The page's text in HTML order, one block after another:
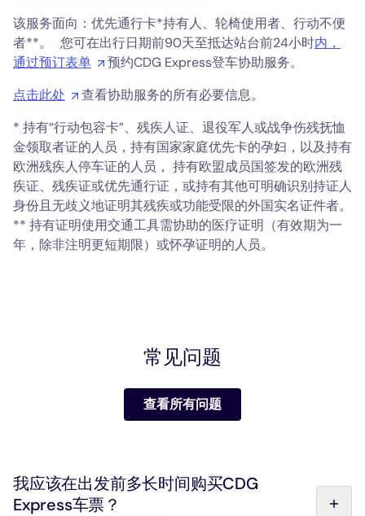
该服务面向：优先通行卡*持有人、轮椅使用者、行动不便
者**。 您可在出行日期前90天至抵达站台前24小时内，
通过预订表单
预约CDG Express登车协助服务。
点击此处
查看协助服务的所有必要信息。
* 持有“行动包容卡”、残疾人证、退役军人或战争伤残抚恤
金领取者证的人员，持有国家家庭优先卡的孕妇，以及持有
欧洲残疾人停车证的人员， 持有欧盟成员国签发的欧洲残
疾证、残疾证或优先通行证，或持有其他可明确识别持证人
身份且无歧义地证明其残疾或功能受限的外国实名证件者。
** 持有证明使用交通工具需协助的医疗证明（有效期为一
年，除非注明更短期限）或怀孕证明的人员。
常见问题
查看所有问题
我应该在出发前多长时间购买CDG
Express车票？